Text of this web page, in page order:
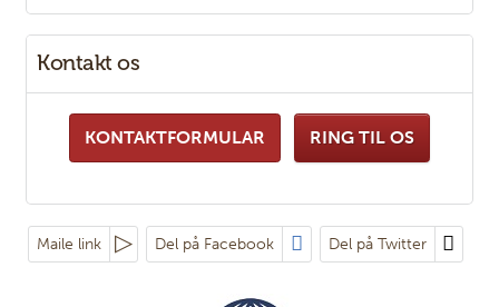
Kontakt os
KONTAKTFORMULAR RING TIL OS
Maile link Del på Facebook Del på Twitter
Følg os på